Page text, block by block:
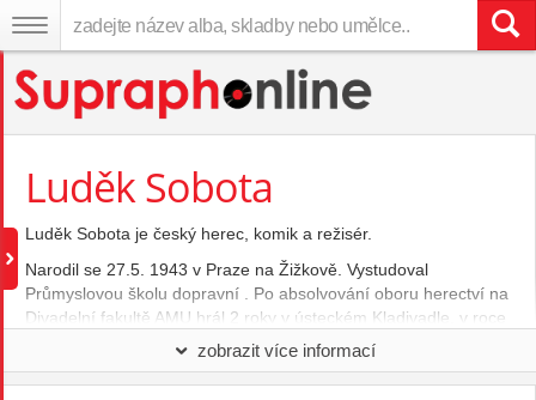
Luděk Sobota
Luděk Sobota je český herec, komik a režisér.
Narodil se 27.5. 1943 v Praze na Žižkově. Vystudoval
Průmyslovou školu dopravní . Po absolvování oboru herectví na
Divadelní fakultě AMU hrál 2 roky v ústeckém Kladivadle, v roce
1967 se stal členem liberecké Ypsilonky. Od roku 1972 působil
Semafor. Po rozchodu s Miloslavem Šimkem založil Směšné
zobrazit více informací